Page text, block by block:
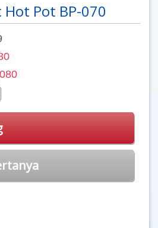
Hot Pot BP-070